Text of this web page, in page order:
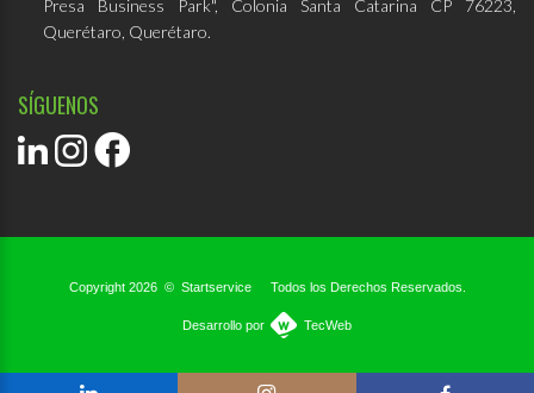
Presa Business Park", Colonia Santa Catarina CP 76223,
Querétaro, Querétaro.
SÍGUENOS
Copyright 2026© Startservice Todos los Derechos Reservados.
Desarrollo por TecWeb